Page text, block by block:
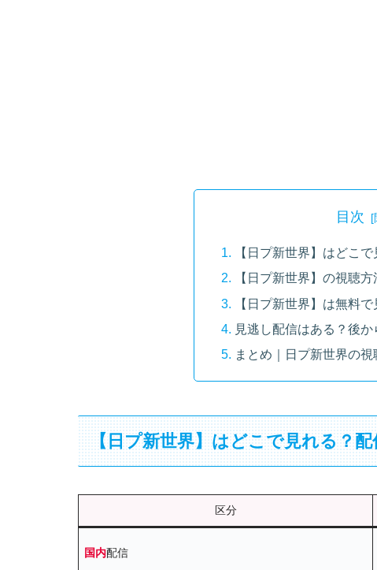
目次
【日プ新世界】はどこ
【日プ新世界】の視聴
【日プ新世界】は無料
見逃し配信はある？後
まとめ｜日プ新世界の
【日プ新世界】はどこで見れる？
区分
国内配信